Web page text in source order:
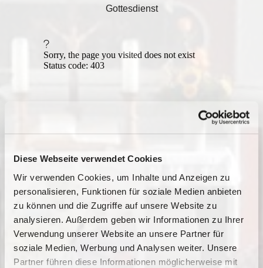
Diese Webseite verwendet Cookies
Wir verwenden Cookies, um Inhalte und Anzeigen zu
personalisieren, Funktionen für soziale Medien anbieten
zu können und die Zugriffe auf unsere Website zu
analysieren. Außerdem geben wir Informationen zu Ihrer
Verwendung unserer Website an unsere Partner für
soziale Medien, Werbung und Analysen weiter. Unsere
Partner führen diese Informationen möglicherweise mit
Gottesdienst